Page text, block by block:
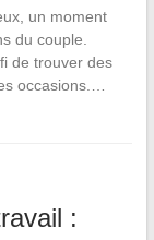
un moment
du couple.
de trouver des
occasions.…
: